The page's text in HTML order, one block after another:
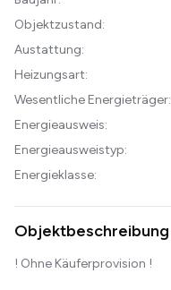
Objektzustand:
Austattung:
Heizungsart:
Wesentliche Energieträger:
Energieausweis:
Energieausweistyp:
Energieklasse:
Objektbeschreibung
! Ohne Käuferprovision !